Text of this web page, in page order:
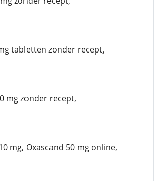
tabletten zonder recept,
mg zonder recept,
mg, Oxascand 50 mg online,